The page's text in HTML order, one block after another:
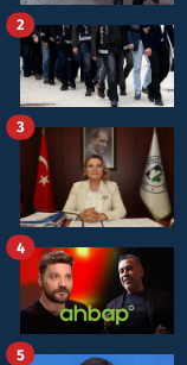
2
3
4
5